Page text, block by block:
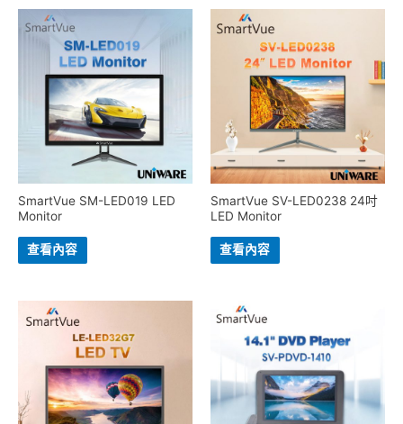
SmartVue SM-LED019 LED
Monitor
查看內容
SmartVue SV-LED0238 24吋
LED Monitor
查看內容